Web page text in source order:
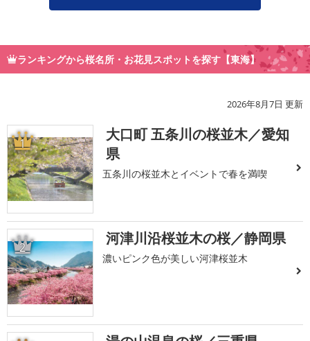
ランキングから桜名所・お花見スポットを探す【東海】
2026年8月7日 更新
1
大口町 五条川の桜並木／愛知
県
五条川の桜並木とイベントで春を満喫
2 河津川沿桜並木の桜／静岡県
濃いピンク色が美しい河津桜並木